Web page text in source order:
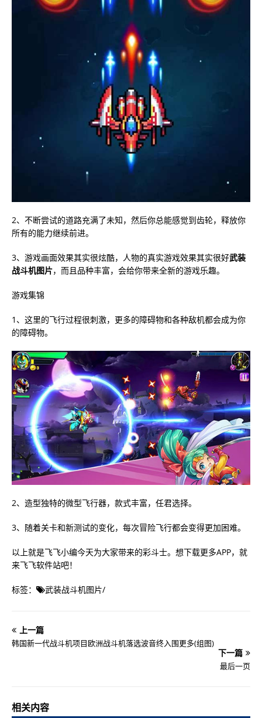
2、不断尝试的道路充满了未知，然后你总能感觉到齿轮，释放你
所有的能力继续前进。
3、游戏画面效果其实很炫酷，人物的真实游戏效果其实很好武装
战斗机图片，而且品种丰富，会给你带来全新的游戏乐趣。
游戏集锦
1、这里的飞行过程很刺激，更多的障碍物和各种敌机都会成为你
的障碍物。
2、造型独特的微型飞行器，款式丰富，任君选择。
3、随着关卡和新测试的变化，每次冒险飞行都会变得更加困难。
以上就是飞飞小编今天为大家带来的彩斗士。想下载更多APP，就
来飞飞软件站吧！
标签： 武装战斗机图片/
上一篇
韩国新一代战斗机项目欧洲战斗机落选波音终入围更多(组图)
下一篇
最后一页
相关内容